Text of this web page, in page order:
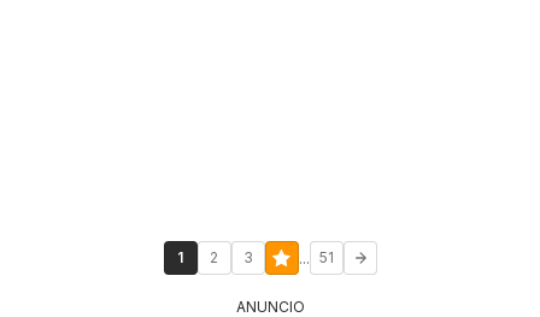
1 2 3 ... 51
ANUNCIO